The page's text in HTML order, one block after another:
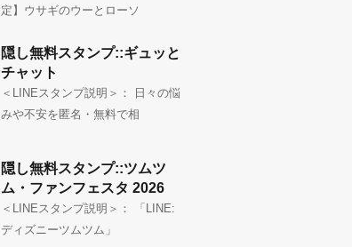
定】ウサギのウーとローソ
隠し無料スタンプ::ギュッと
チャット
＜LINEスタンプ説明＞： 日々の悩
みや不安を匿名・無料で相
隠し無料スタンプ::ツムツ
ム・ファンフェスタ 2026
＜LINEスタンプ説明＞： 「LINE:
ディズニーツムツム」